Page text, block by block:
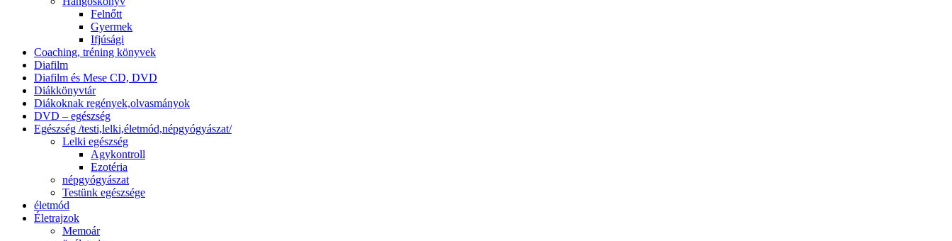
Felnőtt
Gyermek
Ifjúsági
Coaching, tréning könyvek
Diafilm
Diafilm és Mese CD, DVD
Diákkönyvtár
Diákoknak regények,olvasmányok
DVD – egészség
Egészség /testi,lelki,életmód,népgyógyászat/
Lelki egészség
Agykontroll
Ezotéria
népgyógyászat
Testünk egészsége
életmód
Életrajzok
Memoár